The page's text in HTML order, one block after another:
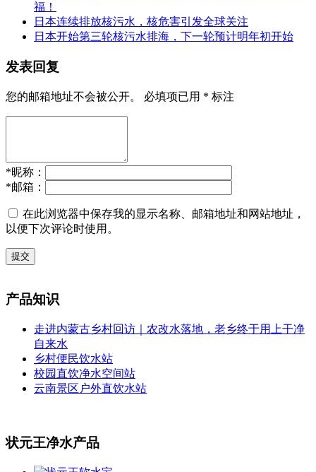
福！
日本连续排放核污水，核危害引发全球关注
日本开始第三轮核污水排海，下一轮预计明年初开始
发表回复
您的邮箱地址不会被公开。 必填项已用 * 标注
*昵称：
*邮箱：
在此浏览器中保存我的显示名称、邮箱地址和网站地址，
以便下次评论时使用。
提交
产品知识
走进内蒙古乡村回访｜农改水落地，老乡终于用上干净
自来水
乡村便民饮水站
校园直饮净水空间站
云南景区户外直饮水站
状元王净水产品